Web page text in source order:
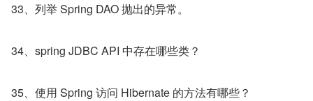
33、列举 Spring DAO 抛出的异常。
34、spring JDBC API 中存在哪些类？
35、使用 Spring 访问 Hibernate 的方法有哪些？